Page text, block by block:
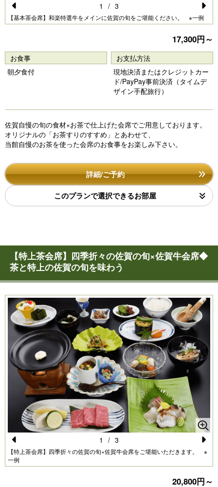
Pr
o
u
【基本茶会席】和楽特選牛をメインに佐賀の旬をご堪能ください。 ※一例
N
e
xt
1 / 3
17,300円～
お食事
朝夕食付
お支払方法
現地決済またはクレジットカー
ド/PayPay事前決済（タイムデ
ザイン手配旅行）
佐賀自慢の旬の食材×お茶で仕上げた会席でご用意しております。
オリジナルの「お茶すりのすすめ」とあわせて、
当館自慢のお茶を使った会席のお食事をお楽しみ下さい。
詳細/ご予約
このプランで選択できるお部屋
【特上茶会席】四季折々の佐賀の旬×佐賀牛会席◆
茶と特上の佐賀の旬を味わう
Pr
e
【特上茶会席】四季折々の佐賀の旬×佐賀牛会席をご堪能いただきます。 ※
一例
N
e
xt
1 / 3
20,800円～